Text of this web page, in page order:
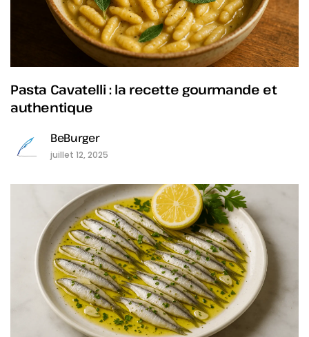
Pasta Cavatelli : la recette gourmande et
authentique
BeBurger
juillet 12, 2025